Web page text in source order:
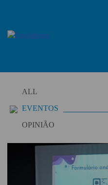
content
ALL
EVENTOS
OPINIÃO